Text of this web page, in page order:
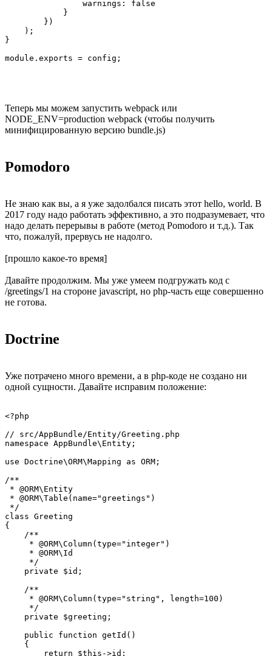
                warnings: false
            }
        })
    );
}
Теперь мы можем запустить webpack или
NODE_ENV=production webpack (чтобы получить
минифицированную версию bundle.js)
Pomodoro
Не знаю как вы, а я уже задолбался писать этот hello, world. В
2017 году надо работать эффективно, а это подразумевает, что
надо делать перерывы в работе (метод Pomodoro и т.д.). Так
что, пожалуй, прервусь не надолго.
[прошло какое-то время]
Давайте продолжим. Мы уже умеем подгружать код с
/greetings/1 на стороне javascript, но php-часть еще совершенно
не готова.
Doctrine
Уже потрачено много времени, а в php-коде не создано ни
одной сущности. Давайте исправим положение:
<?php
// src/AppBundle/Entity/Greeting.php
namespace AppBundle\Entity;
use Doctrine\ORM\Mapping as ORM;
/**
* @ORM\Entity
* @ORM\Table(name="greetings")
*/
class Greeting
{
    /**
     * @ORM\Column(type="integer")
     * @ORM\Id
     */
    private $id;
    /**
     * @ORM\Column(type="string", length=100)
     */
    private $greeting;
    public function getId()
    {
        return $this->id;